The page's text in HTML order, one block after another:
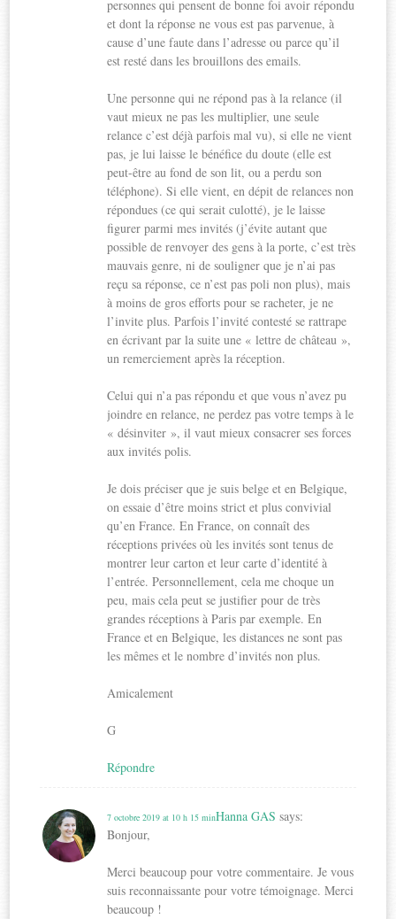
personnes qui pensent de bonne foi avoir répondu
et dont la réponse ne vous est pas parvenue, à
cause d’une faute dans l’adresse ou parce qu’il
est resté dans les brouillons des emails.
Une personne qui ne répond pas à la relance (il
vaut mieux ne pas les multiplier, une seule
relance c’est déjà parfois mal vu), si elle ne vient
pas, je lui laisse le bénéfice du doute (elle est
peut-être au fond de son lit, ou a perdu son
téléphone). Si elle vient, en dépit de relances non
répondues (ce qui serait culotté), je le laisse
figurer parmi mes invités (j’évite autant que
possible de renvoyer des gens à la porte, c’est très
mauvais genre, ni de souligner que je n’ai pas
reçu sa réponse, ce n’est pas poli non plus), mais
à moins de gros efforts pour se racheter, je ne
l’invite plus. Parfois l’invité contesté se rattrape
en écrivant par la suite une « lettre de château »,
un remerciement après la réception.
Celui qui n’a pas répondu et que vous n’avez pu
joindre en relance, ne perdez pas votre temps à le
« désinviter », il vaut mieux consacrer ses forces
aux invités polis.
Je dois préciser que je suis belge et en Belgique,
on essaie d’être moins strict et plus convivial
qu’en France. En France, on connaît des
réceptions privées où les invités sont tenus de
montrer leur carton et leur carte d’identité à
l’entrée. Personnellement, cela me choque un
peu, mais cela peut se justifier pour de très
grandes réceptions à Paris par exemple. En
France et en Belgique, les distances ne sont pas
les mêmes et le nombre d’invités non plus.
Amicalement
G
Répondre
Hanna GAS says:
7 octobre 2019 at 10 h 15 min
Bonjour,
Merci beaucoup pour votre commentaire. Je vous
suis reconnaissante pour votre témoignage. Merci
beaucoup !